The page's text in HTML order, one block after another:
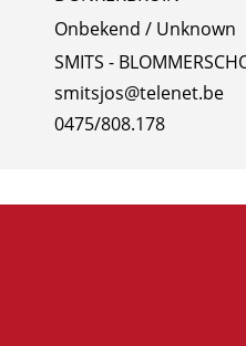
Onbekend / Unknown
SMITS -
smitsjos@telenet.be
0475/808.178